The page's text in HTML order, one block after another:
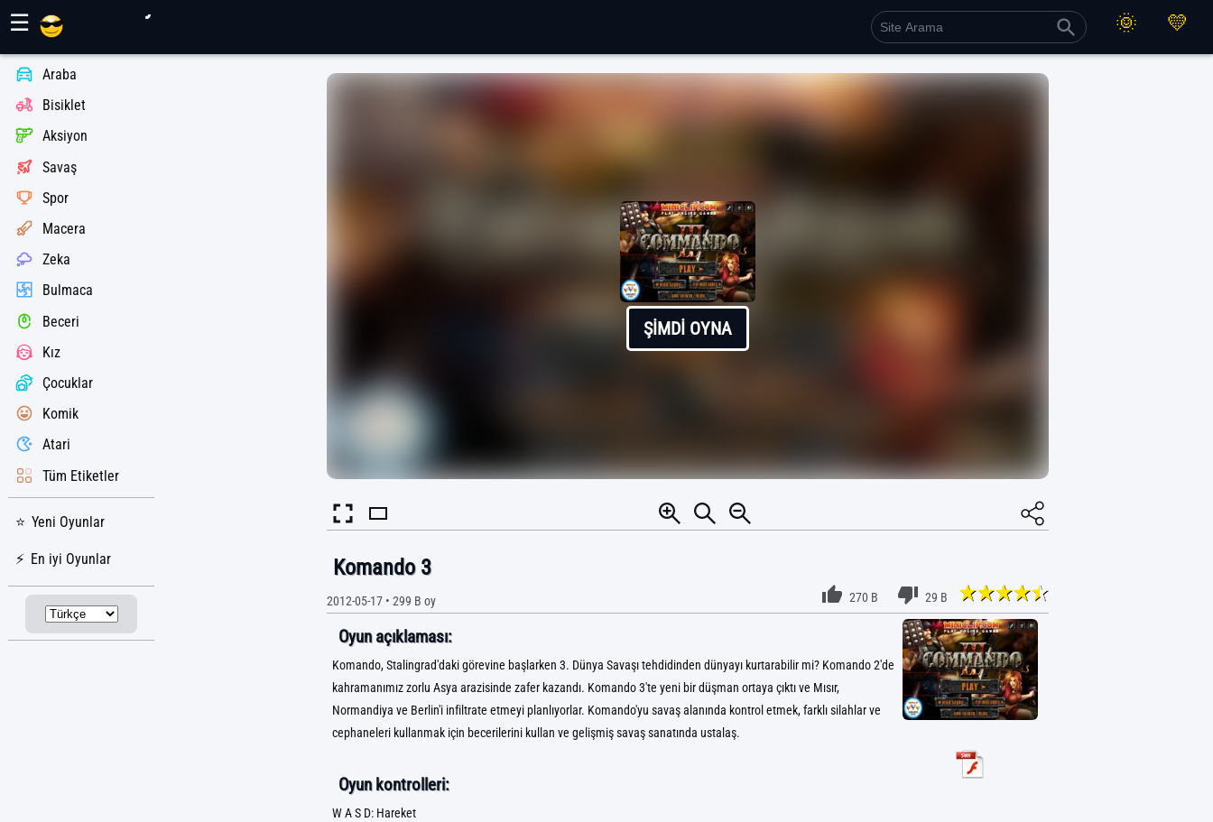
☰
Araba
Bisiklet
Aksiyon
Savaş
Spor
Macera
Zeka
Bulmaca
Beceri
Kız
Çocuklar
Komik
Atari
Tüm Etiketler
Yeni Oyunlar
En iyi Oyunlar
ŞIMDI OYNA
Komando 3
2012-05-17• 299 B oy 270 B 29 B
Oyun açıklaması:
Komando, Stalingrad'daki görevine başlarken 3. Dünya Savaşı tehdidinden dünyayı kurtarabilir mi? Komando 2'de
kahramanımız zorlu Asya arazisinde zafer kazandı. Komando 3'te yeni bir düşman ortaya çıktı ve Mısır,
Normandiya ve Berlin'i infiltrate etmeyi planlıyorlar. Komando'yu savaş alanında kontrol etmek, farklı silahlar ve
cephaneleri kullanmak için becerilerini kullan ve gelişmiş savaş sanatında ustalaş.
Oyun kontrolleri:
W A S D: Hareket